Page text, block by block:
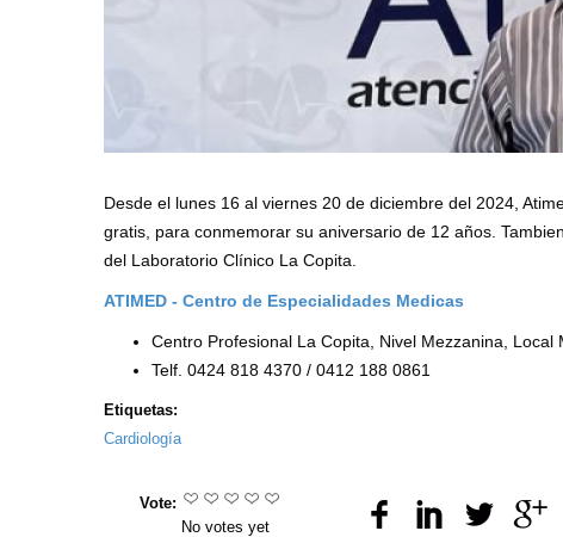
Desde el lunes 16 al viernes 20 de diciembre del 2024,
gratis, para conmemorar su aniversario de 12 años.
del Laboratorio Clínico La Copita.
ATIMED - Centro de Especialidades Medicas
Centro Profesional La Copita, Nivel Mezzanina,
Telf. 0424 818 4370 / 0412 188 0861
Etiquetas:
Cardiología
Vote:
No votes yet